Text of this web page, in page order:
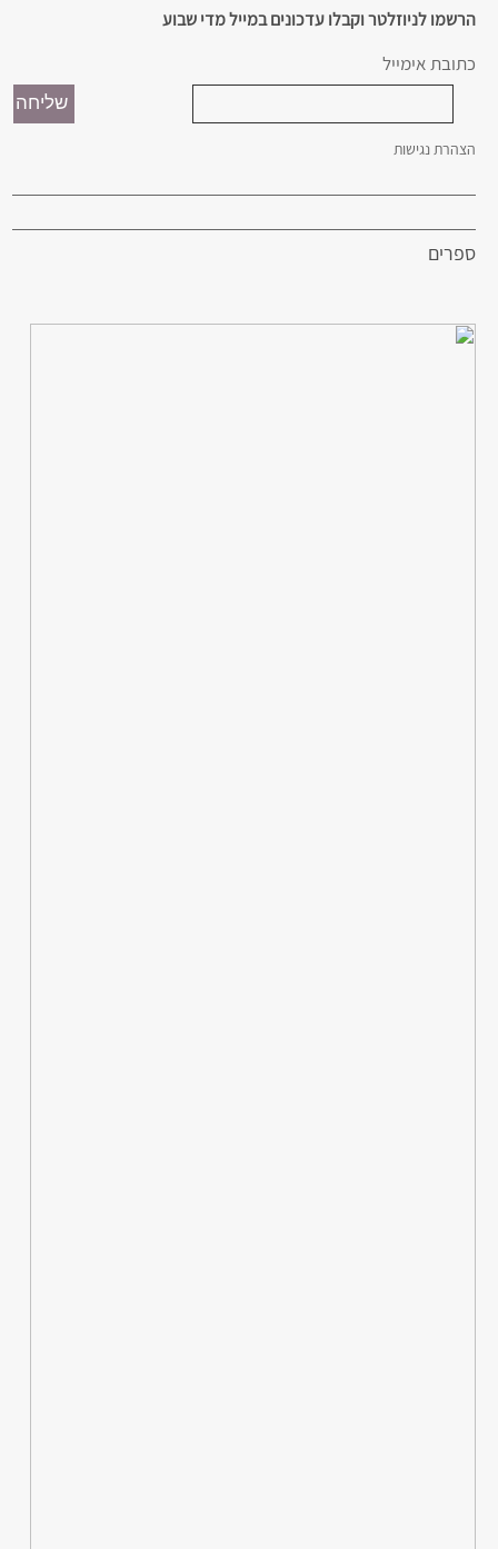
הרשמו לניוזלטר וקבלו עדכונים במייל מדי שבוע
כתובת אימייל
הצהרת נגישות
ספרים